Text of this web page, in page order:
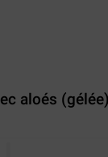
aloés